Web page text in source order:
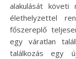
alakulását követi
élethelyzettel
főszereplő
egy váratlan
találkozás egy